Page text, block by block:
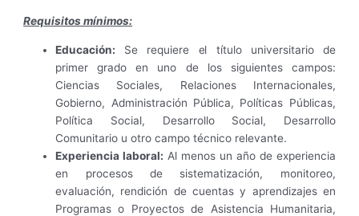
Requisitos mínimos:
Educación: Se requiere el título universitario de
primer grado en uno de los siguientes campos:
Ciencias Sociales, Relaciones Internacionales,
Gobierno, Administración Pública, Políticas Públicas,
Política Social, Desarrollo Social, Desarrollo
Comunitario u otro campo técnico relevante.
Experiencia laboral: Al menos un año de experiencia
en procesos de sistematización, monitoreo,
evaluación, rendición de cuentas y aprendizajes en
Programas o Proyectos de Asistencia Humanitaria,